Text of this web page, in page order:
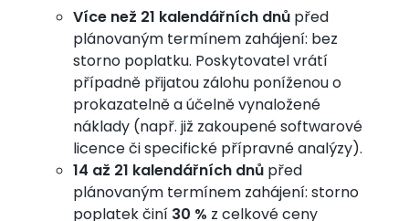
Více než 21 kalendářních dnůpřed
plánovaným termínem zahájení: bez
storno poplatku. Poskytovatel vrátí
případně přijatou zálohu poníženou o
prokazatelně a účelně vynaložené
náklady (např. již zakoupené softwarové
licence či specifické přípravné analýzy).
14 až 21 kalendářních dnůpřed
plánovaným termínem zahájení: storno
poplatek činí30 % z celkové ceny